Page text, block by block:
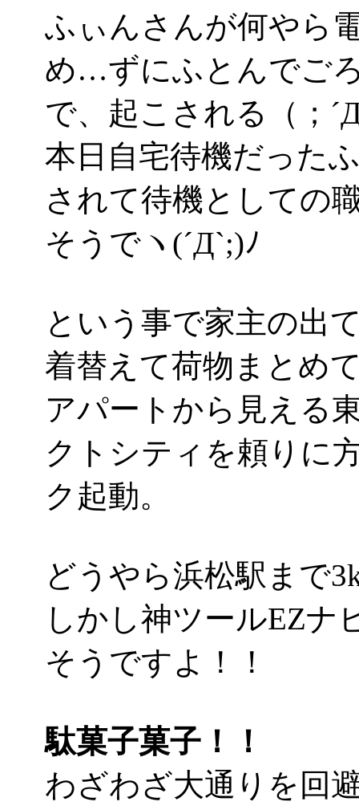
ふぃんさんが何やら
め…ずにふとんでご
で、起こされる（；
本日自宅待機だった
されて待機としての
そうでヽ(´Д`;)ﾉ
という事で家主の出
着替えて荷物まとめ
アパートから見える
クトシティを頼りに
ク起動。
どうやら浜松駅まで
しかし神ツールEZナ
そうですよ！！
駄菓子菓子！！
わざわざ大通りを回